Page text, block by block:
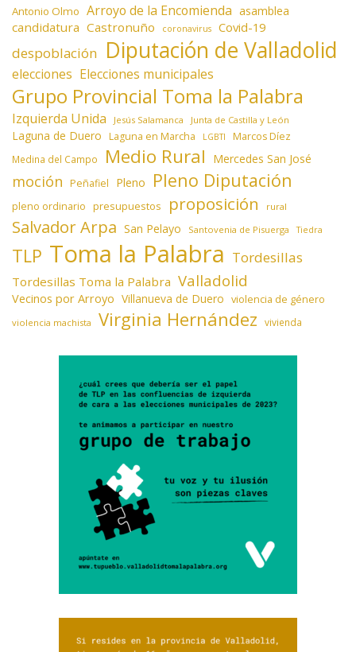
Antonio Olmo Arroyo de la Encomienda asamblea
candidatura Castronuño coronavirus Covid-19
despoblación Diputación de Valladolid
elecciones Elecciones municipales
Grupo Provincial Toma la Palabra
Izquierda Unida Jesús Salamanca Junta de Castilla y León
Laguna de Duero Laguna en Marcha LGBTI Marcos Díez
Medina del Campo Medio Rural Mercedes San José
moción Peñafiel Pleno Pleno Diputación
pleno ordinario presupuestos proposición rural
Salvador Arpa San Pelayo Santovenia de Pisuerga Tiedra
TLP Toma la Palabra Tordesillas
Tordesillas Toma la Palabra Valladolid
Vecinos por Arroyo Villanueva de Duero violencia de género
violencia machista Virginia Hernández vivienda